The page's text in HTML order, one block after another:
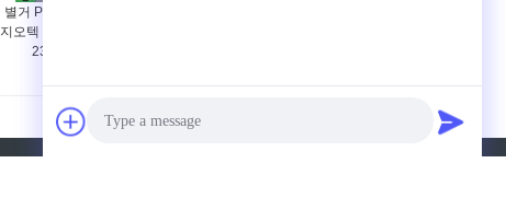
별거 PP 쪼개지는 영화
지오텍 스타일 차도 직물
235gsm 방식